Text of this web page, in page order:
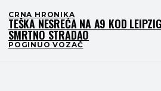
CRNA HRONIKA
TEŠKA NESREĆA NA A9 KOD
SMRTNO STRADAO
POGINUO VOZAČ